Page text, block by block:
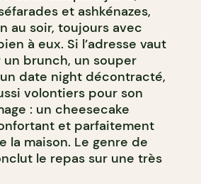
et ashkénazes,
au soir, toujours avec
à eux. Si l’adresse vaut
brunch, un souper
date night décontracté,
volontiers pour son
: un cheesecake
et parfaitement
la maison. Le genre de
le repas sur une très